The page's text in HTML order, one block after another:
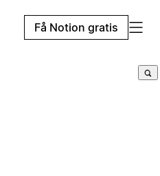
Få Notion gratis